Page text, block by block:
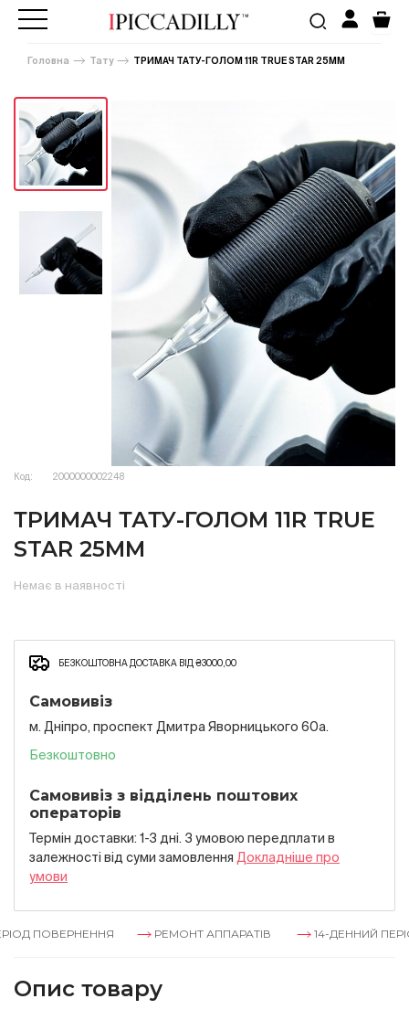
Головна Тату ТРИМАЧ ТАТУ-ГОЛОМ 11R TRUE STAR 25MM
Код: 2000000002248
ТРИМАЧ ТАТУ-ГОЛОМ 11R TRUE
STAR 25MM
Немає в наявності
БЕЗКОШТОВНА ДОСТАВКА ВІД ₴3000,00
Самовивіз
м. Дніпро, проспект Дмитра Яворницького 60а.
Безкоштовно
Самовивіз з відділень поштових
операторів
Термін доставки: 1-3 дні. З умовою передплати в
залежностi вiд суми замовлення Докладнiше про
умови
ПОВЕРНЕННЯ РЕМОНТ АППАРАТІВ 14-ДЕННИЙ
Опис товару